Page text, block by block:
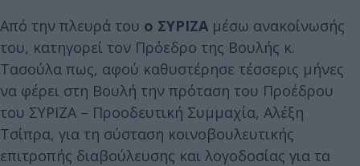
Από την πλευρά του ο ΣΥΡΙΖΑ μέσω ανακοίνωσής
του, κατηγορεί τον Πρόεδρο της Βουλής κ.
Τασούλα πως, αφού καθυστέρησε τέσσερις μήνες
να φέρει στη Βουλή την πρόταση του Προέδρου
του ΣΥΡΙΖΑ – Προοδευτική Συμμαχία, Αλέξη
Τσίπρα, για τη σύσταση κοινοβουλευτικής
επιτροπής διαβούλευσης και λογοδοσίας για τα